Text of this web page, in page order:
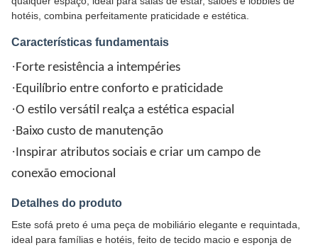
hotéis, combina perfeitamente praticidade e estética.
Características fundamentais
·Forte resistência a intempéries
·Equilíbrio entre conforto e praticidade
·O estilo versátil realça a estética espacial
·Baixo custo de manutenção
·Inspirar atributos sociais e criar um campo de
conexão emocional
Detalhes do produto
Este sofá preto é uma peça de mobiliário elegante e requintada,
ideal para famílias e hotéis, feito de tecido macio e esponja de